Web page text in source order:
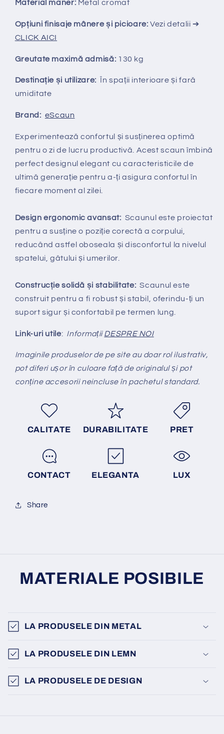
Material maner: Metal cromat
Opțiuni finisaje mânere și picioare:Vezi detalii ➔
CLICK AICI
Greutate maximă admisă: 130 kg
Destinație și utilizare: În spații interioare și fară
umiditate
Brand: eScaun
Experimentează confortul și susținerea optimă
pentru o zi de lucru productivă. Acest scaun îmbină
perfect designul elegant cu caracteristicile de
ultimă generație pentru a-ți asigura confortul în
fiecare moment al zilei.
Design ergonomic avansat: Scaunul este proiectat
pentru a susține o poziție corectă a corpului,
reducând astfel oboseala și disconfortul la nivelul
spatelui, gâtului și umerilor.
Construcție solidă și stabilitate:Scaunul este
construit pentru a fi robust și stabil, oferindu-ți un
suport sigur și confortabil pe termen lung.
Link-uri utile: InformațiiDESPRE NOI
Imaginile produselor de pe site au doar rol ilustrativ,
pot diferi ușor în culoare față de originalul și pot
conține accesorii neincluse în pachetul standard.
CALITATE DURABILITATE PRET
CONTACT ELEGANTA LUX
Share
MATERIALE POSIBILE
LA PRODUSELE DIN METAL
LA PRODUSELE DIN LEMN
LA PRODUSELE DE DESIGN